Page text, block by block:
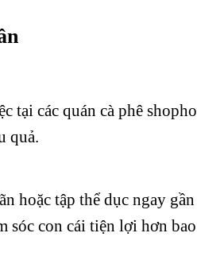
tại các quán cà phê
quả.
hoặc tập thể dục ngay gần
sóc con cái tiện lợi hơn